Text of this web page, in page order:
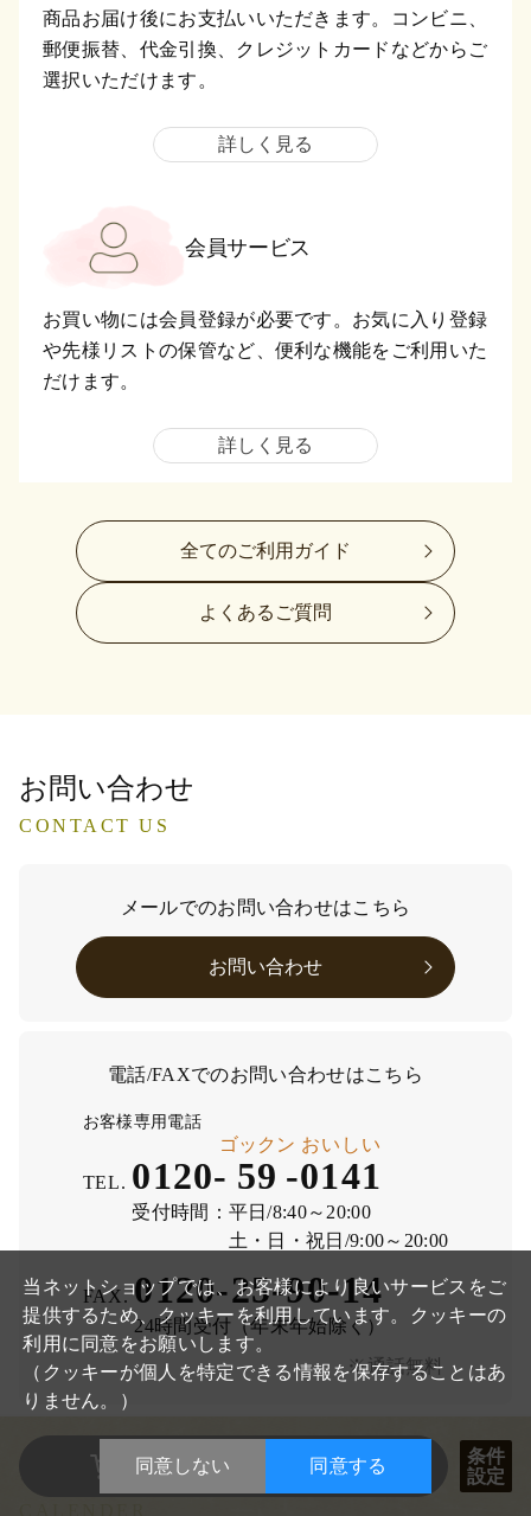
条件
設定
数量を選択した商品を
まとめて買い物かごに入れる
商品お届け後にお支払いいただきます。コンビニ、
郵便振替、代金引換、クレジットカードなどからご
選択いただけます。
詳しく見る
会員サービス
お買い物には会員登録が必要です。お気に入り登録
や先様リストの保管など、便利な機能をご利用いた
だけます。
詳しく見る
全てのご利用ガイド
よくあるご質問
お問い合わせ
CONTACT US
メールでのお問い合わせはこちら
お問い合わせ
電話/FAXでのお問い合わせはこちら
※通話無料
お客様専用電話
TEL. 0120- 59
ゴックン
-0141
おいしい
受付時間： 平日/8:40～20:00
土・日・祝日/9:00～20:00
FAX. 0120-25-90-14
24時間受付（年末年始除く）
ネットショップ営業日
当ネットショップでは、お客様により良いサービスをご
提供するため、クッキーを利用しています。クッキーの
利用に同意をお願いします。
（クッキーが個人を特定できる情報を保存することはあ
りません。）
同意しない
閉
じ
る
同意する